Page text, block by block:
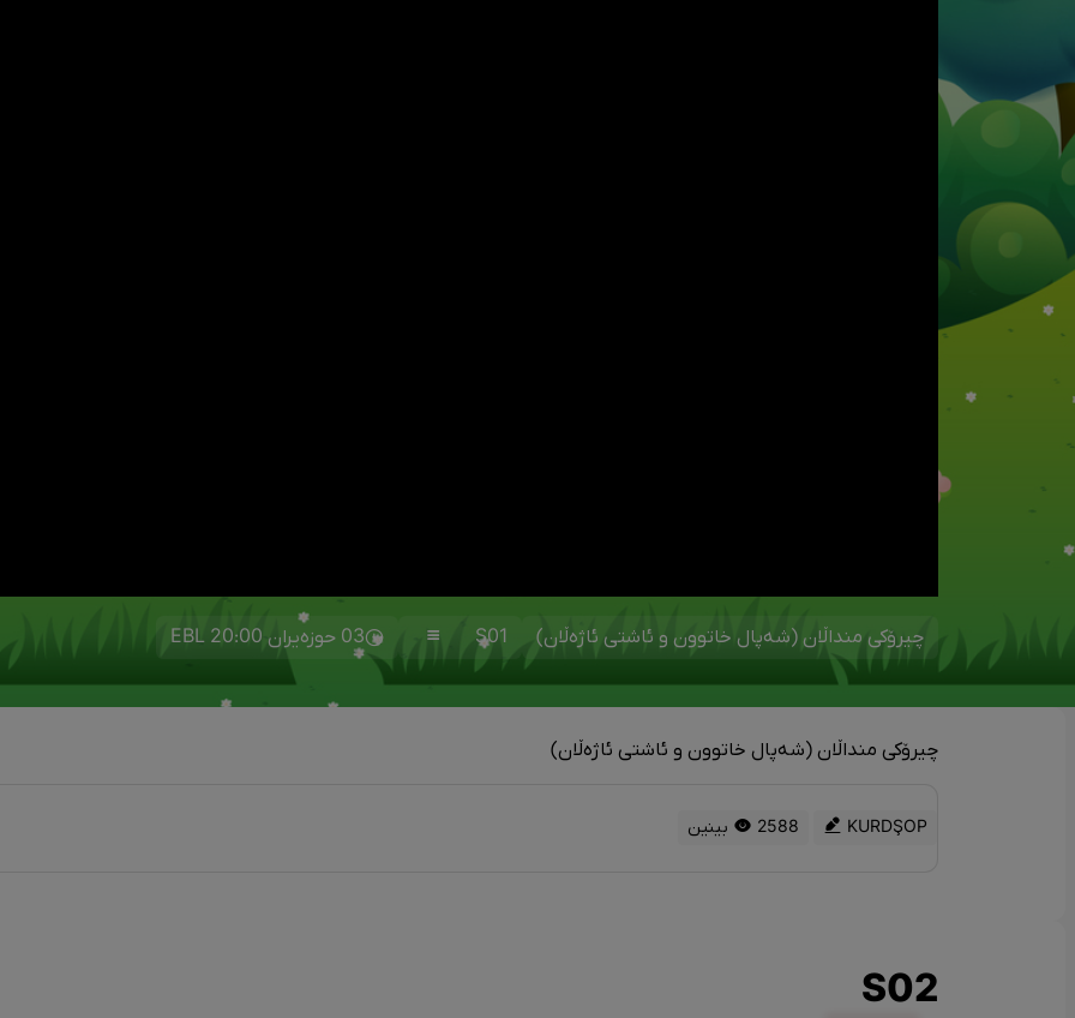
چیرۆکی منداڵان (شەپال خاتوون و ئاشتی ئاژەڵان) S01 03 حوزەیران 20:00 EBL
چیرۆکی منداڵان (شەپال خاتوون و ئاشتی ئاژەڵان)
KURDŞOP 2588 بینین
S02